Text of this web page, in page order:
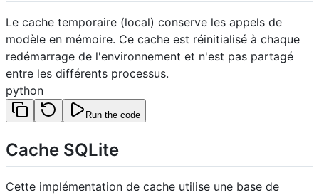
Le cache temporaire (local) conserve les appels de
modèle en mémoire. Ce cache est réinitialisé à chaque
redémarrage de l'environnement et n'est pas partagé
entre les différents processus.
python
Run the code
Cache SQLite
Cette implémentation de cache utilise une base de